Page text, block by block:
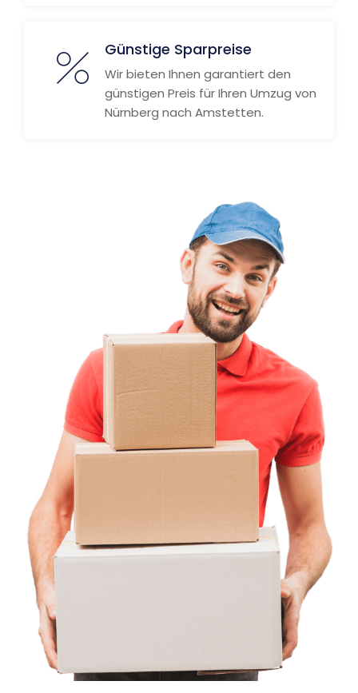
Günstige Sparpreise
Wir bieten Ihnen garantiert den
günstigen Preis für Ihren Umzug von
Nürnberg nach Amstetten.